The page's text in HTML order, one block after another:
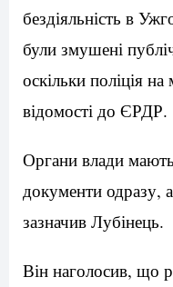
бездіяльність в
були змушені
оскільки поліція
відомості до ЄРДР.
Органи влади мають
документи одразу,
зазначив Лубінець.
Він наголосив, що